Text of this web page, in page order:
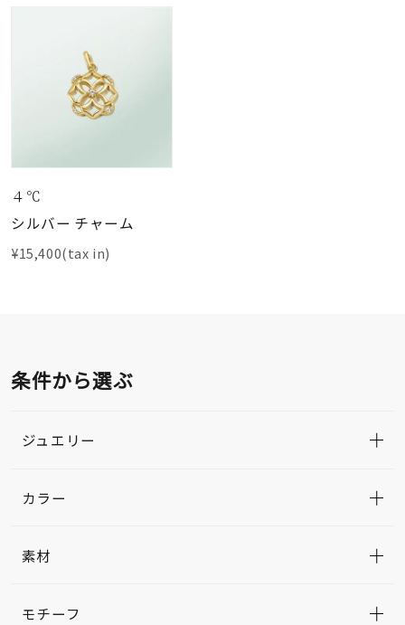
４℃
シルバー チャーム
¥15,400(tax in)
条件から選ぶ
ジュエリー
カラー
素材
モチーフ